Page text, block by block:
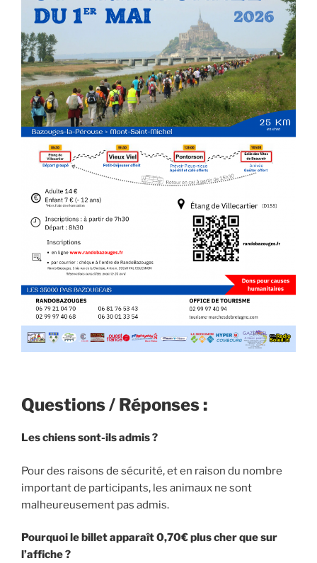
Questions / Réponses :
Les chiens sont-ils admis ?
Pour des raisons de sécurité, et en raison du nombre
important de participants, les animaux ne sont
malheureusement pas admis.
Pourquoi le billet apparaît 0,70€ plus cher que sur
l’affiche ?